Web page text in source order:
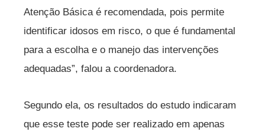
Atenção Básica é recomendada, pois permite
identificar idosos em risco, o que é fundamental
para a escolha e o manejo das intervenções
adequadas”, falou a coordenadora.
Segundo ela, os resultados do estudo indicaram
que esse teste pode ser realizado em apenas